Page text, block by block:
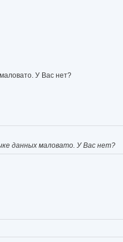
У Вас нет?
данных маловато. У Вас нет?